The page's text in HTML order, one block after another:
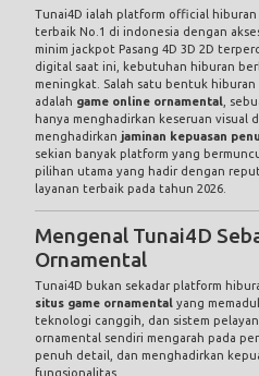
Tunai4D ialah platform official
terbaik No.1 di indonesia dengan
minim jackpot Pasang 4D 3D 2D
digital saat ini, kebutuhan hiburan
meningkat. Salah satu bentuk
adalah game online ornamental ,
hanya menghadirkan keseruan visual
menghadirkan jaminan kepuasan
sekian banyak platform yang
pilihan utama yang hadir dengan
layanan terbaik pada tahun 2026.
Mengenal Tunai4D
Ornamental
Tunai4D bukan sekadar platform
situs game ornamental yang
teknologi canggih, dan sistem
ornamental sendiri mengarah pada
penuh detail, dan menghadirkan
fungsionalitas.